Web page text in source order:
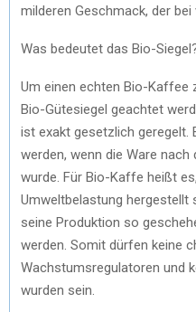
milderen Geschmack, der bei
Was bedeutet das Bio-
Um einen echten Bio-Kaffee
Bio-Gütesiegel geachtet
ist exakt gesetzlich
werden, wenn die Ware
wurde. Für Bio-Kaffe heißt
Umweltbelastung hergestellt
seine Produktion so
werden. Somit dürfen keine
Wachstumsregulatoren und
wurden sein.